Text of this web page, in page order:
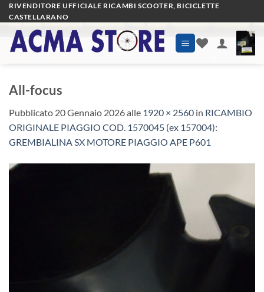
Salta
ai
contenuti
RIVENDITORE UFFICIALE RICAMBI SCOOTER, BICICLETTE
CASTELLARANO
All-focus
Pubblicato 20 Gennaio 2026alle 1920 × 2560 in RICAMBIO
ORIGINALE PIAGGIO COD. 1570045 (ex 157004):
GREMBIALINA SX MOTORE PIAGGIO APE P601